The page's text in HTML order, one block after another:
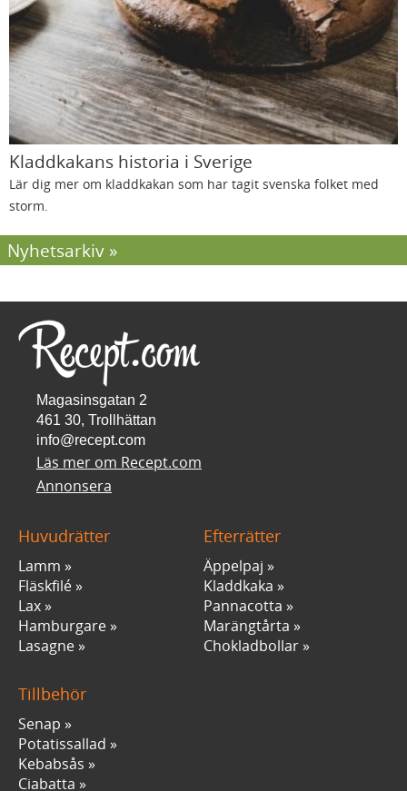
Kladdkakans historia i Sverige
Lär dig mer om kladdkakan som har tagit svenska folket med
storm.
Nyhetsarkiv
Magasinsgatan 2
461 30, Trollhättan
info@recept.com
Läs mer om Recept.com
Annonsera
Huvudrätter
Lamm
Fläskfilé
Lax
Hamburgare
Lasagne
Efterrätter
Äppelpaj
Kladdkaka
Pannacotta
Marängtårta
Chokladbollar
Tillbehör
Senap
Potatissallad
Kebabsås
Ciabatta